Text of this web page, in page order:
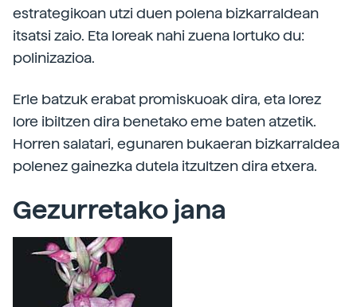
estrategikoan utzi duen polena bizkarraldean
itsatsi zaio. Eta loreak nahi zuena lortuko du:
polinizazioa.
Erle batzuk erabat promiskuoak dira, eta lorez
lore ibiltzen dira benetako eme baten atzetik.
Horren salatari, egunaren bukaeran bizkarraldea
polenez gainezka dutela itzultzen dira etxera.
Gezurretako jana